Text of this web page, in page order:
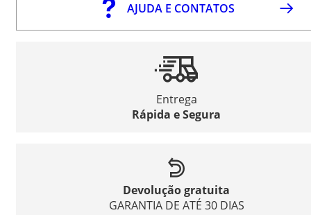
AJUDA E CONTATOS
Entrega
Rápida e Segura
Devolução gratuita
GARANTIA DE ATÉ 30 DIAS